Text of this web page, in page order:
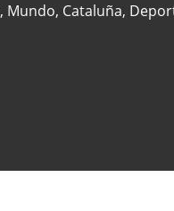
, Mundo, Cataluña,